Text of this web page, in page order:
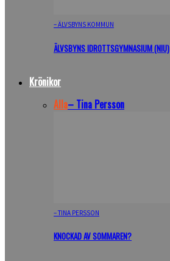
– ÄLVSBYNS KOMMUN
ÄLVSBYNS IDROTTSGYMNASIUM (NIU)
Krönikor
Alla– Tina Persson
– TINA PERSSON
KNOCKAD AV SOMMAREN?